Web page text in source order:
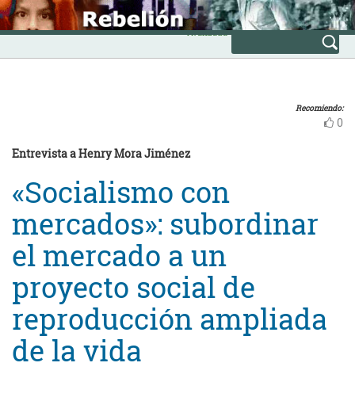
Skip
to
content
INICIO
Avanzada
Recomiendo:
0
Entrevista a Henry Mora Jiménez
«Socialismo con
mercados»: subordinar
el mercado a un
proyecto social de
reproducción ampliada
de la vida